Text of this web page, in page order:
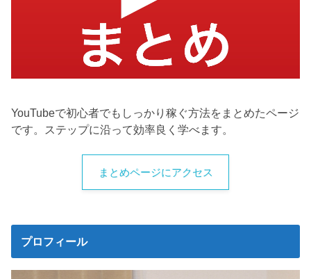
YouTubeで初心者でもしっかり稼ぐ方法をまとめたページ
です。ステップに沿って効率良く学べます。
まとめページにアクセス
プロフィール